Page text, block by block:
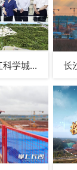
学城... 长